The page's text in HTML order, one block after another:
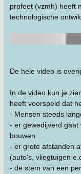
profeet (vzmh) heeft
technologische
De hele video is
In de video kun je
heeft voorspeld dat
- Mensen steeds
- er gewedijverd
bouwen
- er grote afstanden
(auto's, vliegtuigen
- de stem van een